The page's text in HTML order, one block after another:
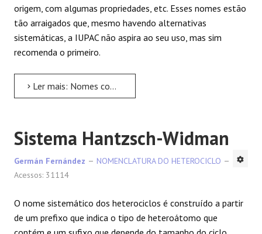
origem, com algumas propriedades, etc. Esses nomes estão
tão arraigados que, mesmo havendo alternativas
sistemáticas, a IUPAC não aspira ao seu uso, mas sim
recomenda o primeiro.
Ler mais: Nomes comuns de heterociclos
Sistema Hantzsch-Widman
Germán Fernández
NOMENCLATURA DO HETEROCICLO
Acessos: 31114
O nome sistemático dos heterociclos é construído a partir
de um prefixo que indica o tipo de heteroátomo que